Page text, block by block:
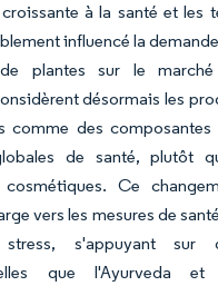
à la santé et les
influencé la
plantes sur le marché
désormais les
comme des composantes
de santé, plutôt
Ce
vers les mesures de
s'appuyant sur
que l'Ayurveda et